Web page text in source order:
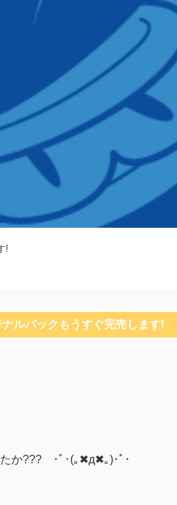
!
ルパックもうすぐ完売します!
か??? ･ﾟ･(｡✖д✖｡)･ﾟ･